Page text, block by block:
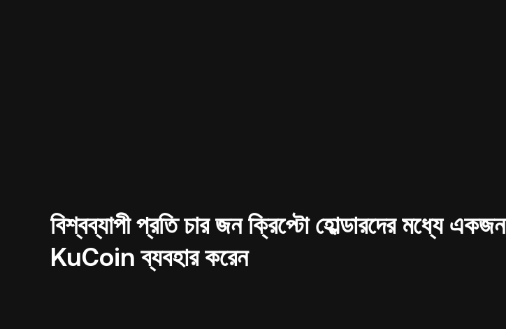
বিশ্বব্যাপী প্রতি চার জন ক্রিপ্টো হোল্ডারদের মধ্যে একজন
KuCoin ব্যবহার করেন